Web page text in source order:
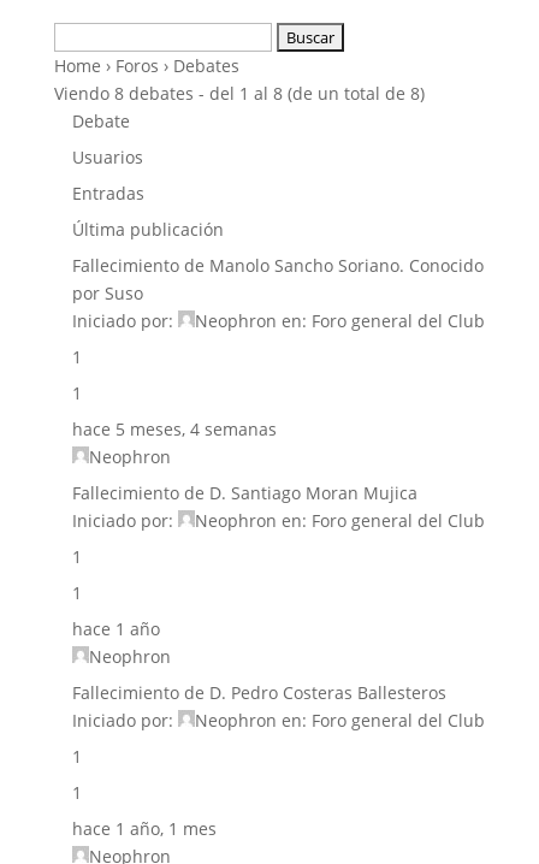
Home › Foros › Debates
Viendo 8 debates - del 1 al 8 (de un total de 8)
Debate
Usuarios
Entradas
Última publicación
Fallecimiento de Manolo Sancho Soriano. Conocido
por Suso
Iniciado por:
Neophron en: Foro general del Club
1
1
hace 5 meses, 4 semanas
Neophron
Fallecimiento de D. Santiago Moran Mujica
Iniciado por:
Neophron en: Foro general del Club
1
1
hace 1 año
Neophron
Fallecimiento de D. Pedro Costeras Ballesteros
Iniciado por:
Neophron en: Foro general del Club
1
1
hace 1 año, 1 mes
Neophron